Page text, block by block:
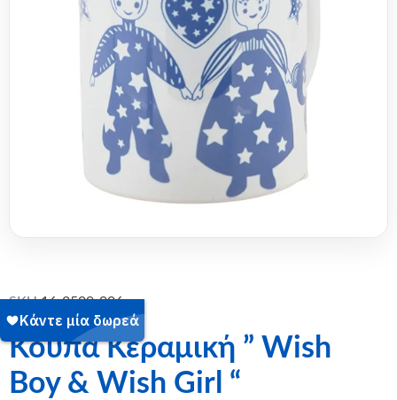
SKU:16-2509-006
Κούπα Κεραμική ” Wish
Boy & Wish Girl “